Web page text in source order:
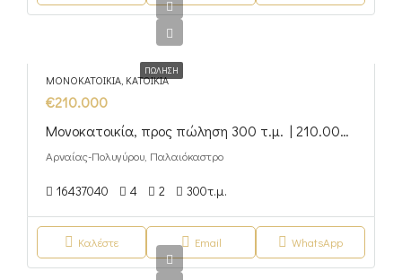
ΠΏΛΗΣΗ
ΜΟΝΟΚΑΤΟΙΚΊΑ, ΚΑΤΟΙΚΊΑ
€210.000
Μονοκατοικία, προς πώληση 300 τ.μ. | 210.000 €
Αρναίας-Πολυγύρου, Παλαιόκαστρο
16437040 4 2 300τ.μ.
Καλέστε Email WhatsApp